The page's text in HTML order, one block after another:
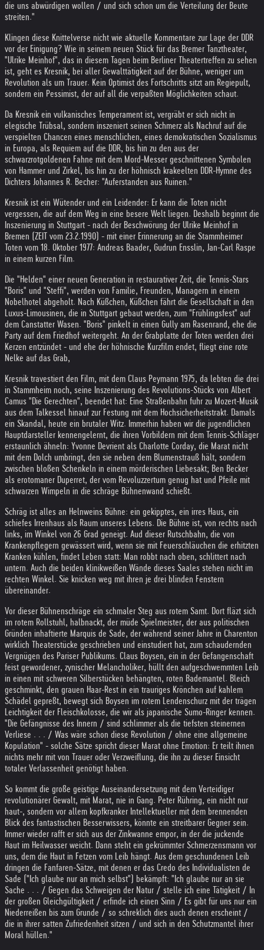
die uns abwürdigen wollen / und sich schon um die Verteilung der Beute
streiten."
Klingen diese Knittelverse nicht wie aktuelle Kommentare zur Lage der DDR
vor der Einigung? Wie in seinem neuen Stück für das Bremer Tanztheater,
"Ulrike Meinhof", das in diesem Tagen beim Berliner Theatertreffen zu sehen
ist, geht es Kresnik, bei aller Gewalttätigkeit auf der Bühne, weniger um
Revolution als um Trauer. Kein Optimist des Fortschritts sitzt am Regiepult,
sondern ein Pessimist, der auf all die verpaßten Möglichkeiten schaut.
Da Kresnik ein vulkanisches Temperament ist, vergräbt er sich nicht in
elegische Trübsal, sondern inszeniert seinen Schmerz als Nachruf auf die
verspielten Chancen eines menschlichen, eines demokratischen Sozialismus
in Europa, als Requiem auf die DDR, bis hin zu den aus der
schwarzrotgoldenen Fahne mit dem Mord-Messer geschnittenen Symbolen
von Hammer und Zirkel, bis hin zu der höhnisch krakeelten DDR-Hymne des
Dichters Johannes R. Becher: "Auferstanden aus Ruinen."
Kresnik ist ein Wütender und ein Leidender: Er kann die Toten nicht
vergessen, die auf dem Weg in eine besere Welt liegen. Deshalb beginnt die
Inszenierung in Stuttgart - nach der Beschwörung der Ulrike Meinhof in
Bremen (ZEIT vom 23.2.1990) - mit einer Erinnerung an die Stammheimer
Toten vom 18. Oktober 1977: Andreas Baader, Gudrun Ensslin, Jan-Carl Raspe
in einem kurzen Film.
Die "Helden" einer neuen Generation in restaurativer Zeit, die Tennis-Stars
"Boris" und "Steffi", werden von Familie, Freunden, Managern in einem
Nobelhotel abgeholt. Nach Küßchen, Küßchen fährt die Gesellschaft in den
Luxus-Limousinen, die in Stuttgart gebaut werden, zum "Frühlingsfest" auf
dem Canstatter Wasen. "Boris" pinkelt in einen Gully am Rasenrand, ehe die
Party auf dem Friedhof weitergeht. An der Grabplatte der Toten werden drei
Kerzen entzündet - und ehe der höhnische Kurzfilm endet, fliegt eine rote
Nelke auf das Grab,
Kresnik travestiert den Film, mit dem Claus Peymann 1975, da lebten die drei
in Stammheim noch, seine Inszenierung des Revolutions-Stücks von Albert
Camus "Die Gerechten", beendet hat: Eine Straßenbahn fuhr zu Mozert-Musik
aus dem Talkessel hinauf zur Festung mit dem Hochsicherheitstrakt. Damals
ein Skandal, heute ein brutaler Witz. Immerhin haben wir die jugendlichen
Hauptdarsteller kennengelernt, die ihren Vorbildern mit dem Tennis-Schläger
erstaunlich ähneln: Yvonne Devrient als Charlotte Corday, die Marat nicht
mit dem Dolch umbringt, den sie neben dem Blumenstrauß hält, sondern
zwischen bloßen Schenkeln in einem mörderischen Liebesakt; Ben Becker
als erotomaner Duperret, der vom Revoluzzertum genug hat und Pfeile mit
schwarzen Wimpeln in die schräge Bühnenwand schießt.
Schräg ist alles an Helnweins Bühne: ein gekipptes, ein irres Haus, ein
schiefes Irrenhaus als Raum unseres Lebens. Die Bühne ist, von rechts nach
links, im Winkel von 26 Grad geneigt. Aud dieser Rutschbahn, die von
Krankenpflegern gewässert wird, wenn sie mit Feuerschläuchen die erhitzten
Kranken kühlen, findet Leben statt: Man robbt nach oben, schlittert nach
untern. Auch die beiden klinikweißen Wände dieses Saales stehen nicht im
rechten Winkel. Sie knicken weg mit ihren je drei blinden Fenstern
übereinander.
Vor dieser Bühnenschräge ein schmaler Steg aus rotem Samt. Dort fläzt sich
im rotem Rollstuhl, halbnackt, der müde Spielmeister, der aus politischen
Gründen inhaftierte Marquis de Sade, der während seiner Jahre in Charenton
wirklich Theaterstücke geschrieben und einstudiert hat, zum schaudernden
Vergnügen des Pariser Publikums. Claus Boysen, ein in der Gefangenschaft
feist gewordener, zynischer Melancholiker, hüllt den aufgeschwemmten Leib
in einen mit schweren Silberstücken behängten, roten Bademantel. Bleich
geschminkt, den grauen Haar-Rest in ein trauriges Krönchen auf kahlem
Schädel gepreßt, bewegt sich Boysen im rotem Lendenschurz mit der trägen
Leichtigkeit der Fleischkolosse, die wir als japanische Sumo-Ringer kennen.
"Die Gefängnisse des Innern / sind schlimmer als die tiefsten steinernen
Verliese . . . / Was wäre schon diese Revolution / ohne eine allgemeine
Kopulation" - solche Sätze spricht dieser Marat ohne Emotion: Er teilt ihnen
nichts mehr mit von Trauer oder Verzweiflung, die ihn zu dieser Einsicht
totaler Verlassenheit genötigt haben.
So kommt die große geistige Auseinandersetzung mit dem Verteidiger
revolutionärer Gewalt, mit Marat, nie in Gang. Peter Rühring, ein nicht nur
haut-, sondern vor allem kopfkranker Intellektueller mit dem brennenden
Blick des fantastischen Besserwissers, könnte ein streitbarer Gegner sein.
Immer wieder rafft er sich aus der Zinkwanne empor, in der die juckende
Haut im Heilwasser weicht. Dann steht ein gekrümmter Schmerzensmann vor
uns, dem die Haut in Fetzen vom Leib hängt. Aus dem geschundenen Leib
dringen die Fanfaren-Sätze, mit denen er das Credo des Individualisten de
Sade ("Ich glaube nur an mich selbst") bekämpft: "Ich glaube nur an sie
Sache . . . / Gegen das Schweigen der Natur / stelle ich eine Tätigkeit / In
der großen Gleichgültigkeit / erfinde ich einen Sinn / Es gibt für uns nur ein
Niederreißen bis zum Grunde / so schreklich dies auch denen erscheint /
die in ihrer satten Zufriedenheit sitzen / und sich in den Schutzmantel ihrer
Moral hüllen."